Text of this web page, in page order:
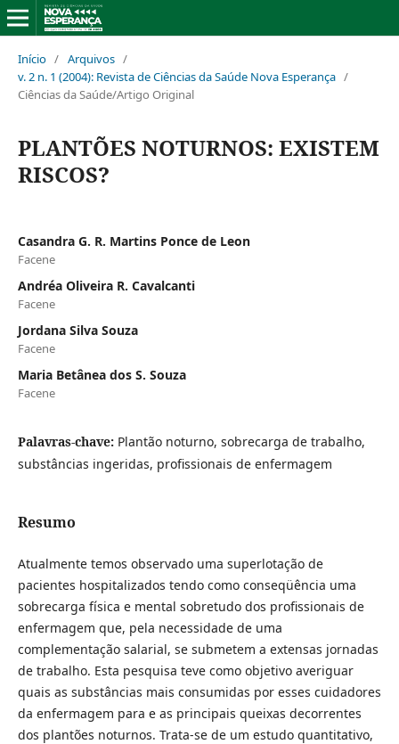
Início / Arquivos /
v. 2 n. 1 (2004): Revista de Ciências da Saúde Nova Esperança /
Ciências da Saúde/Artigo Original
PLANTÕES NOTURNOS: EXISTEM
RISCOS?
Casandra G. R. Martins Ponce de Leon
Facene
Andréa Oliveira R. Cavalcanti
Facene
Jordana Silva Souza
Facene
Maria Betânea dos S. Souza
Facene
Palavras-chave: Plantão noturno, sobrecarga de trabalho,
substâncias ingeridas, profissionais de enfermagem
Resumo
Atualmente temos observado uma superlotação de
pacientes hospitalizados tendo como conseqüência uma
sobrecarga física e mental sobretudo dos profissionais de
enfermagem que, pela necessidade de uma
complementação salarial, se submetem a extensas jornadas
de trabalho. Esta pesquisa teve como objetivo averiguar
quais as substâncias mais consumidas por esses cuidadores
da enfermagem para e as principais queixas decorrentes
dos plantões noturnos. Trata-se de um estudo quantitativo,